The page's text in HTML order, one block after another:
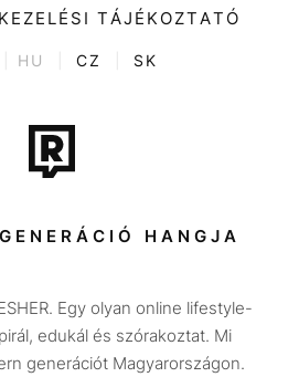
Kultúra
ENTR
Tudomány
Sport
Társadalom
Utazás
Életmód
TÁJÉKOZTATÓ
HU CZ SK
HANGJA
Egy olyan online lifestyle-
edukál és szórakoztat. Mi
generációt Magyarországon.